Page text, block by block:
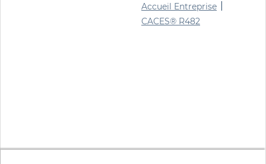
Accueil Entreprise
CACES® R482